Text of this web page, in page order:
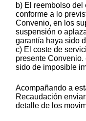
b) El reembolso
conforme a lo
Convenio, en los
suspensión o
garantía haya sido
c) El coste de
presente
sido de imposible
Acompañando a
Recaudación
detalle de los